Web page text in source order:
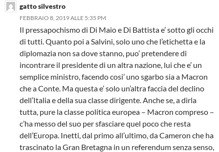
gatto silvestro
FEBBRAIO 8, 2019 ALLE 5:35 PM
Il pressapochismo di Di Maio e Di Battista e’ sotto gli occhi
di tutti. Quanto poi a Salvini, solo uno che l’etichetta e la
diplomazia non sa dove stanno, puo’ pretendere di
incontrare il presidente di un altra nazione, lui che e’ un
semplice ministro, facendo cosi’ uno sgarbo sia a Macron
che a Conte. Ma questa e’ solo un’altra faccia del declino
dell’Italia e della sua classe dirigente. Anche se, a dirla
tutta, pure la classe politica europea – Macron compreso –
c’ha messo del suo per sfasciare quel poco che resta
dell’Europa. Inetti, dal primo all’ultimo, da Cameron che ha
trascinato la Gran Bretagna in un referendum senza senso,